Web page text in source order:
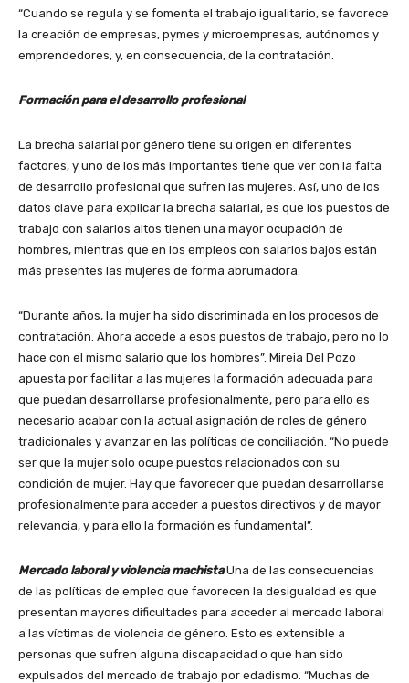
“Cuando se regula y se fomenta el trabajo igualitario, se favorece
la creación de empresas, pymes y microempresas, autónomos y
emprendedores, y, en consecuencia, de la contratación.
Formación para el desarrollo profesional
La brecha salarial por género tiene su origen en diferentes
factores, y uno de los más importantes tiene que ver con la falta
de desarrollo profesional que sufren las mujeres. Así, uno de los
datos clave para explicar la brecha salarial, es que los puestos de
trabajo con salarios altos tienen una mayor ocupación de
hombres, mientras que en los empleos con salarios bajos están
más presentes las mujeres de forma abrumadora.
“Durante años, la mujer ha sido discriminada en los procesos de
contratación. Ahora accede a esos puestos de trabajo, pero no lo
hace con el mismo salario que los hombres”. Mireia Del Pozo
apuesta por facilitar a las mujeres la formación adecuada para
que puedan desarrollarse profesionalmente, pero para ello es
necesario acabar con la actual asignación de roles de género
tradicionales y avanzar en las políticas de conciliación. “No puede
ser que la mujer solo ocupe puestos relacionados con su
condición de mujer. Hay que favorecer que puedan desarrollarse
profesionalmente para acceder a puestos directivos y de mayor
relevancia, y para ello la formación es fundamental”.
Mercado laboral y violencia machistaUna de las consecuencias
de las políticas de empleo que favorecen la desigualdad es que
presentan mayores dificultades para acceder al mercado laboral
a las víctimas de violencia de género. Esto es extensible a
personas que sufren alguna discapacidad o que han sido
expulsados del mercado de trabajo por edadismo. “Muchas de